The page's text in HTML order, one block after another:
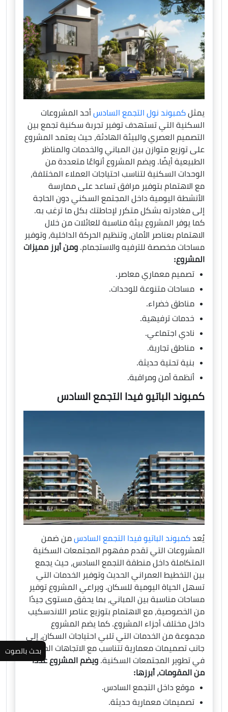
يمثل كمبوند نول التجمع السادس أحد المشروعات
السكنية التي تستهدف توفير تجربة سكنية تجمع بين
التصميم العصري والبيئة الهادئة، حيث يعتمد المشروع
على توزيع متوازن بين المباني والخدمات والمناظر
الطبيعية أيضًا. ويضم المشروع أنواعًا متعددة من
الوحدات السكنية لتناسب احتياجات العملاء المختلفة،
مع الاهتمام بتوفير مرافق تساعد على ممارسة
الأنشطة اليومية داخل المجتمع السكني دون الحاجة
إلى مغادرته بشكل متكرر لإحاطتك بكل ما ترغب به.
كما يوفر المشروع بيئة مناسبة للعائلات من خلال
الاهتمام بعناصر الأمان، وتنظيم الحركة الداخلية، وتوفير
مساحات مخصصة للترفيه والاستجمام. ومن أبرز مميزات
المشروع:
تصميم معماري معاصر.
مساحات متنوعة للوحدات.
مناطق خضراء.
خدمات ترفيهية.
نادي اجتماعي.
مناطق تجارية.
بنية تحتية حديثة.
أنظمة أمن ومراقبة.
كمبوند الباتيو فيدا التجمع السادس
يُعد كمبوند الباتيو فيدا التجمع السادس من ضمن
المشروعات التي تقدم مفهوم المجتمعات السكنية
المتكاملة داخل منطقة التجمع السادس، حيث يجمع
بين التخطيط العمراني الحديث وتوفير الخدمات التي
تسهل الحياة اليومية للسكان. ويراعي المشروع توفير
مساحات مناسبة بين المباني، بما يحقق مستوى جيدًا
من الخصوصية، مع الاهتمام بتوزيع عناصر اللاندسكيب
داخل مختلف أجزاء المشروع. كما يضم المشروع
مجموعة من الخدمات التي تلبي احتياجات السكان، إلى
جانب تصميمات معمارية تتناسب مع الاتجاهات الحديثة
في تطوير المجتمعات السكنية. ويضم المشروع عددًا
من المقومات، أبرزها:
موقع داخل التجمع السادس.
تصميمات معمارية حديثة.
بحث بالصوت